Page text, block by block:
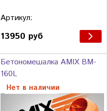
Артикул:
13950 руб
Бетономешалка AMIX BM-
160L
Нет в наличии